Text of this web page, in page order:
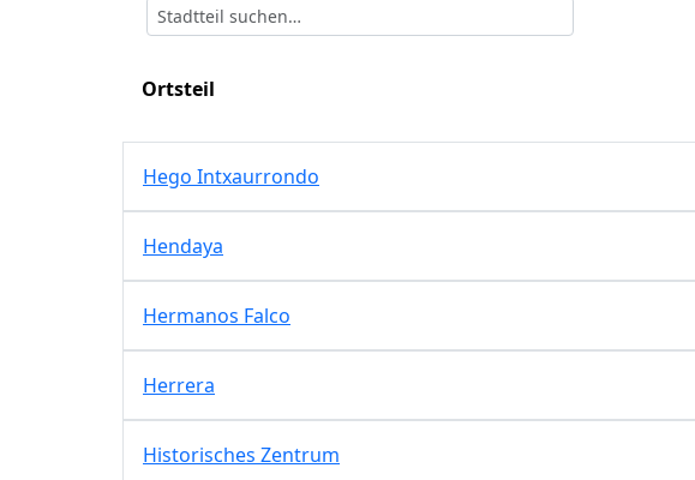
Ortsteil
Hego Intxaurrondo
Hendaya
Hermanos Falco
Herrera
Historisches Zentrum